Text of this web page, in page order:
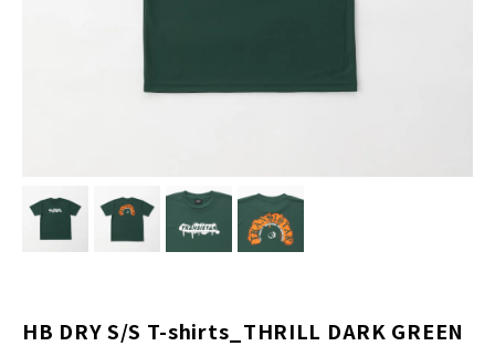
HB DRY S/S T-shirts_THRILL DARK GREEN